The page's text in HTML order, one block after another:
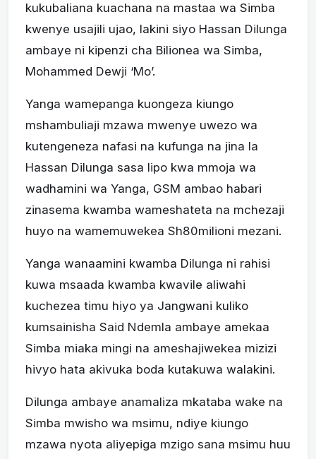
kukubaliana kuachana na mastaa wa Simba
kwenye usajili ujao, lakini siyo Hassan Dilunga
ambaye ni kipenzi cha Bilionea wa Simba,
Mohammed Dewji ‘Mo’.
Yanga wamepanga kuongeza kiungo
mshambuliaji mzawa mwenye uwezo wa
kutengeneza nafasi na kufunga na jina la
Hassan Dilunga sasa lipo kwa mmoja wa
wadhamini wa Yanga, GSM ambao habari
zinasema kwamba wameshateta na mchezaji
huyo na wamemuwekea Sh80milioni mezani.
Yanga wanaamini kwamba Dilunga ni rahisi
kuwa msaada kwamba kwavile aliwahi
kuchezea timu hiyo ya Jangwani kuliko
kumsainisha Said Ndemla ambaye amekaa
Simba miaka mingi na ameshajiwekea mizizi
hivyo hata akivuka boda kutakuwa walakini.
Dilunga ambaye anamaliza mkataba wake na
Simba mwisho wa msimu, ndiye kiungo
mzawa nyota aliyepiga mzigo sana msimu huu